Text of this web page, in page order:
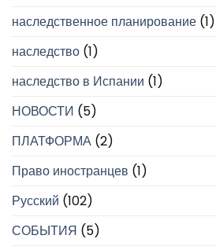
наследственное планирование (1)
наследство (1)
наследство в Испании (1)
НОВОСТИ (5)
ПЛАТФОРМА (2)
Право иностранцев (1)
Русский (102)
СОБЫТИЯ (5)